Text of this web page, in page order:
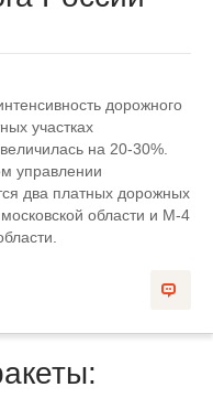
дорожного
участках
на 20-30%.
управлении
два платных дорожных
области и М-4